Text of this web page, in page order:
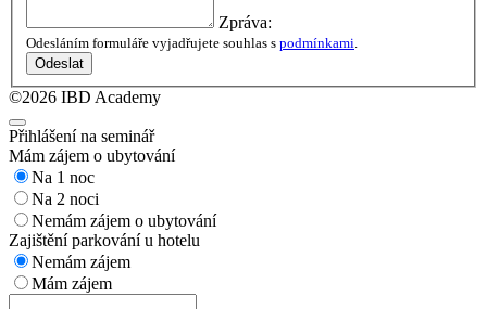
Zpráva:
Odesláním formuláře vyjadřujete souhlas s podmínkami.
Odeslat
©2026 IBD Academy
Přihlášení na seminář
Mám zájem o ubytování
Na 1 noc
Na 2 noci
Nemám zájem o ubytování
Zajištění parkování u hotelu
Nemám zájem
Mám zájem